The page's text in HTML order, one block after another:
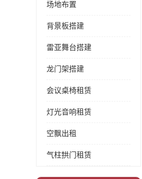
场地布置
背景板搭建
雷亚舞台搭建
龙门架搭建
会议桌椅租赁
灯光音响租赁
空飘出租
气柱拱门租赁